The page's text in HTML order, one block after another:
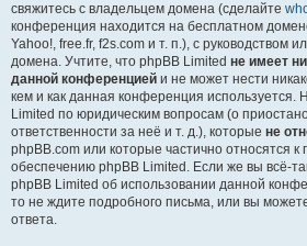
свяжитесь с владельцем домена (сделайте
конференция находится на бесплатном
Yahoo!, free.fr, f2s.com и т. п.), с руководством
домена. Учтите, что phpBB Limited не имеет
данной конференцией и не может нести
кем и как данная конференция используется.
Limited по юридическим вопросам (о
ответственности за неё и т. д.), которые не
phpBB.com или которые частично относятся к
обеспечению phpBB Limited. Если же вы всё-
phpBB Limited об использовании данной
то не ждите подробного письма, или вы
ответа.